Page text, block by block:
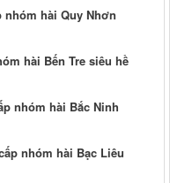
nhóm hài Quy Nhơn
hài Bến Tre siêu hề
nhóm hài Bắc Ninh
nhóm hài Bạc Liêu